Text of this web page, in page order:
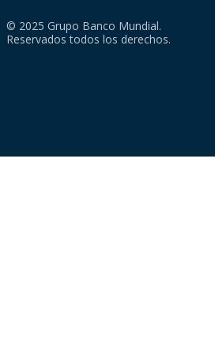
© 2025 Grupo Banco Mundial.
Reservados todos los derechos.